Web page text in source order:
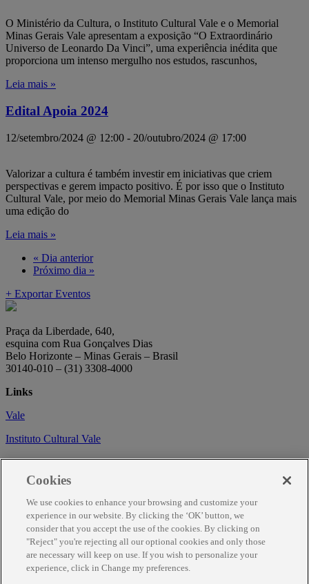
O Ministério da Cultura, o Instituto Cultural Vale e o Memorial
Minas Gerais Vale apresentam a exposição “O Extraordinário
Universo de Leonardo Da Vinci”, uma experiência inédita que
proporciona um intenso mergulho nos estudos, rascunhos,
Leia mais »
Edital Apoia 2024
12/setembro/2024 @ 12:00 - 20/outubro/2024 @ 17:00
Valorizar a cultura é também investir em iniciativas que criem
perspectivas e gerem impacto positivo. É por isso que o Instituto
Cultural Vale, por meio do Memorial Minas Gerais Vale lança mais
uma edição do
Leia mais »
« Dia anterior
Próximo dia »
+ Exportar Eventos
Praça da Liberdade, 640,
esquina com Rua Gonçalves Dias
Belo Horizonte – Minas Gerais – Brasil
30140-010 – (31) 3308-4000
Links
Vale
Instituto Cultural Vale
Circuito Cultural
Trabalhe conosco
Informações
Como chegar
Agendamento
Cookies
We use cookies to enhance your browsing and customize your
experience in our website. By clicking the ‘OK’ button, we
consider that you accept the use of the cookies. By clicking on
"Reject" you're rejecting all our optional cookies and only those
are necessary will keep on use. If you wish to personalize your
experience, click in Change my preferences.